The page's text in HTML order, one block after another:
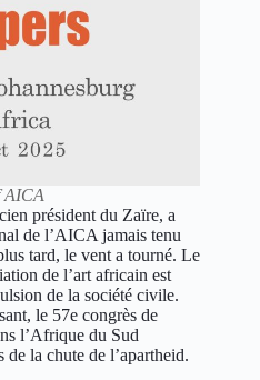
AICA
président du Zaïre, a
de l’AICA jamais tenu
tard, le vent a tourné. Le
de l’art africain est
de la société civile.
le 57e congrès de
l’Afrique du Sud
la chute de l’apartheid.